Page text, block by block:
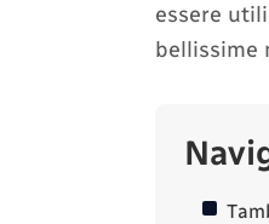
essere
bellissime